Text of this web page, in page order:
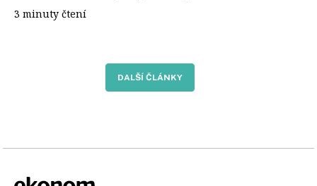
3 minuty čtení
DALŠÍ ČLÁNKY